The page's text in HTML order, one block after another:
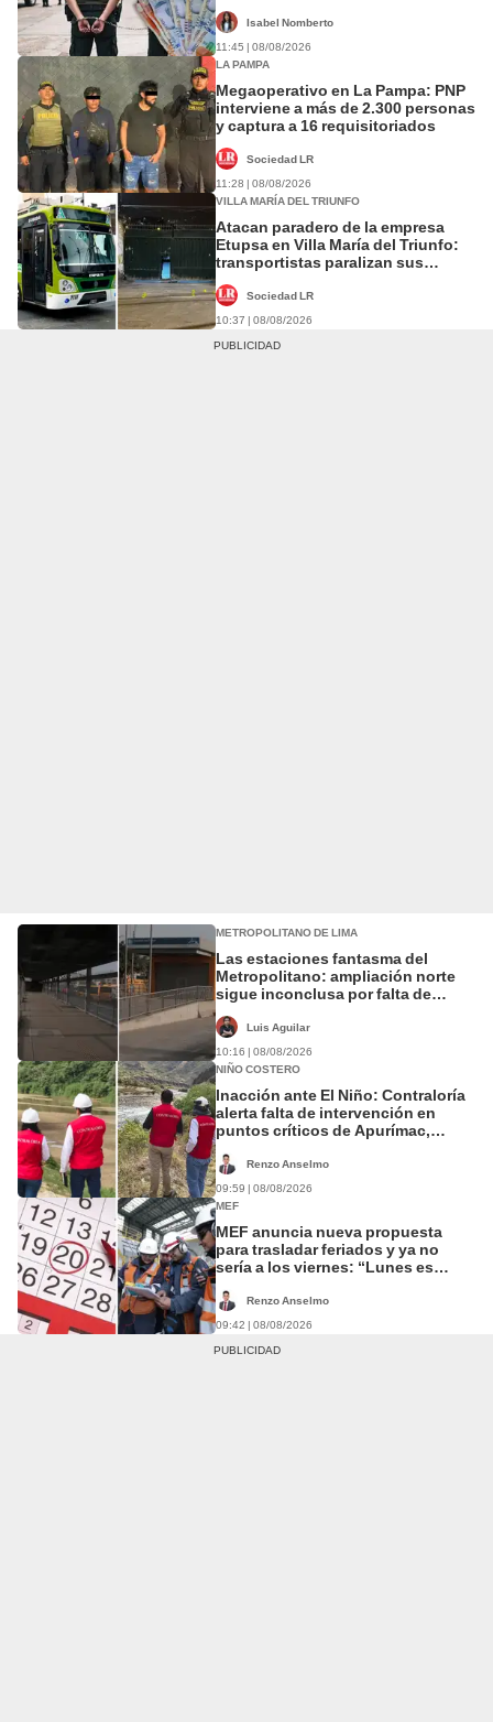
Isabel Nomberto
11:45 | 08/08/2026
LA PAMPA
Megaoperativo en La Pampa: PNP
interviene a más de 2.300 personas
y captura a 16 requisitoriados
Sociedad LR
11:28 | 08/08/2026
VILLA MARÍA DEL TRIUNFO
Atacan paradero de la empresa
Etupsa en Villa María del Triunfo:
transportistas paralizan sus
Sociedad LR
10:37 | 08/08/2026
METROPOLITANO DE LIMA
Las estaciones fantasma del
Metropolitano: ampliación norte
sigue inconclusa por falta de
Luis Aguilar
10:16 | 08/08/2026
NIÑO COSTERO
Inacción ante El Niño: Contraloría
alerta falta de intervención en
puntos críticos de Apurímac,
Renzo Anselmo
09:59 | 08/08/2026
MEF
MEF anuncia nueva propuesta
para trasladar feriados y ya no
sería a los viernes: “Lunes es
Renzo Anselmo
09:42 | 08/08/2026